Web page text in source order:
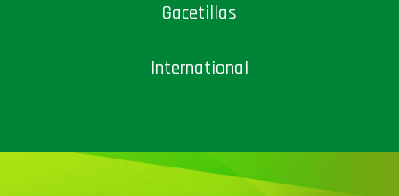
Gacetillas
International